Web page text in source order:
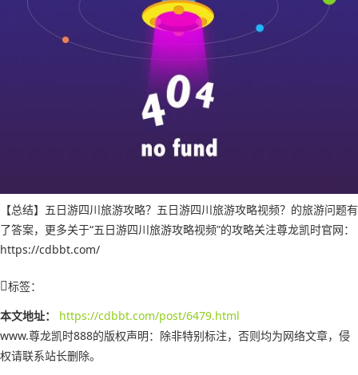
【总结】五日游四川旅游攻略？五日游四川旅游攻略视频？的旅游问题有
了答案，更多关于“五日游四川旅游攻略视频”的攻略关注尊龙凯时官网：
https://cdbbt.com/
标签：
本文地址：
https://cdbbt.com/post/6479.html
www.尊龙凯时888的版权声明： 除非特别标注，否则均为网络文章，侵
权请联系站长删除。